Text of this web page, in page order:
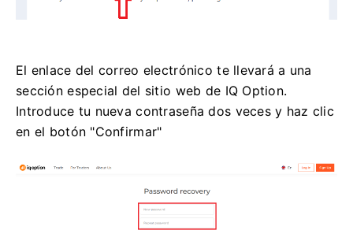
El enlace del correo electrónico te llevará a una
sección especial del sitio web de IQ Option.
Introduce tu nueva contraseña dos veces y haz clic
en el botón "Confirmar"